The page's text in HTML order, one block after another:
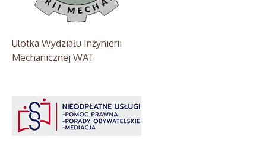
Ulotka Wydziału Inżynierii
Mechanicznej WAT